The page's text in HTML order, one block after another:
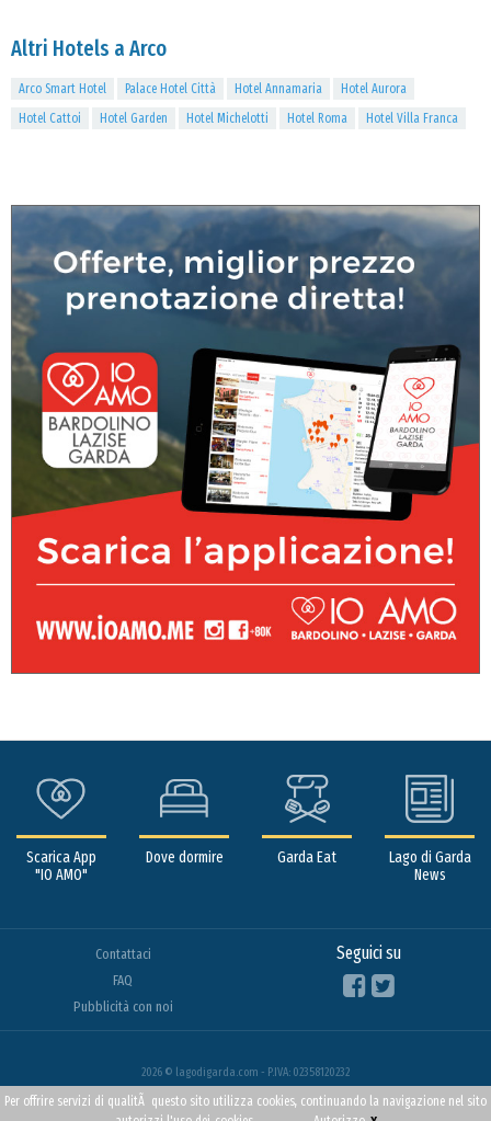
Altri Hotels a Arco
Arco Smart Hotel Palace Hotel Città Hotel Annamaria
Hotel Aurora
Hotel Cattoi
Hotel Garden Hotel Michelotti Hotel Roma Hotel Villa Franca
Scarica App
"IO AMO"
Dove dormire Garda Eat
Lago di Garda
News
Contattaci
FAQ
Pubblicità con noi
Seguici su
2026 © lagodigarda.com - P.IVA: 02358120232
Per offrire servizi di qualitÃ questo sito utilizza cookies, continuando la navigazione nel sito